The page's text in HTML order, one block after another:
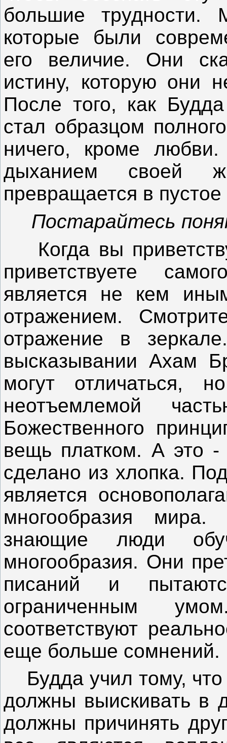
большие трудности.
которые были
его величие. Они
истину, которую они
После того, как
стал образцом
ничего, кроме
дыханием своей
превращается в
Постарайтесь
Когда вы
приветствуете
является не кем
отражением.
отражение в
высказывании Ахам
могут отличаться,
неотъемлемой
Божественного
вещь платком. А это
сделано из хлопка.
является
многообразия
знающие люди
многообразия. Они
писаний и
ограниченным
соответствуют
еще больше сомнений.
Будда учил тому,
должны выискивать в
должны причинять